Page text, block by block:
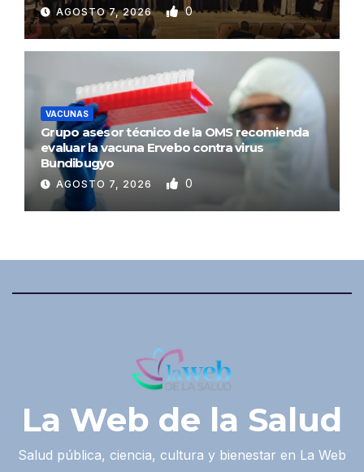
AGOSTO 7, 2026 0
VACUNAS
Grupo asesor técnico de la OMS recomienda
evaluar la vacuna Ervebo contra virus
Bundibugyo
AGOSTO 7, 2026 0
La Web de la Salud
Salud pública, ciencia, cultura y bienestar en La Web